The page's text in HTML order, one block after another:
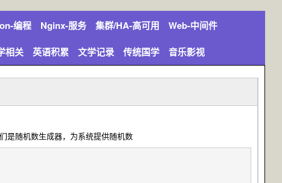
编程 Nginx-服务 集群/HA-高可用
Web-中间件
相关 英语积累 文学记录 传统国学 音乐影视
是随机数生成器，为系统提供随机数